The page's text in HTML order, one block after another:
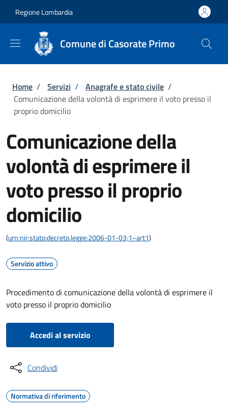
Regione Lombardia
Comune di Casorate Primo
Briciole di pane
Home / Servizi / Anagrafe e stato civile /
Comunicazione della volontà di esprimere il voto presso il
proprio domicilio
Comunicazione della
volontà di esprimere il
voto presso il proprio
domicilio
(urn:nir:stato:decreto.legge:2006-01-03;1~art1)
Servizio attivo
Procedimento di comunicazione della volontà di esprimere il
voto presso il proprio domicilio
Accedi al servizio
Condividi
Normativa di riferimento